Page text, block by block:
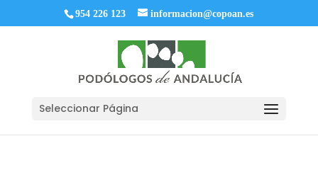
954 226 123 informacion@copoan.es
Seleccionar Página